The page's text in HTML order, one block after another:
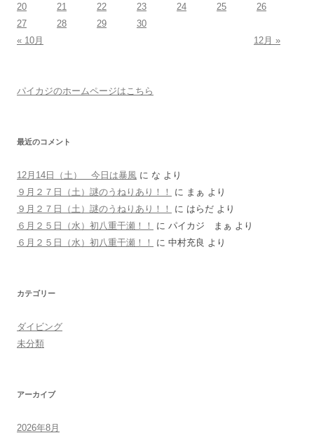
20
21 22 23 24 25
26
27
28 29
30
« 10月
12月 »
パイカジのホームページはこちら
最近のコメント
12月14日（土） 今日は暴風 に な より
９月２７日（土）謎のうねりあり！！
に まぁ より
９月２７日（土）謎のうねりあり！！
に はらだ より
６月２５日（水）初八重干瀬！！
に パイカジ まぁ より
６月２５日（水）初八重干瀬！！
に 中村充良 より
カテゴリー
ダイビング
未分類
アーカイブ
2026年8月